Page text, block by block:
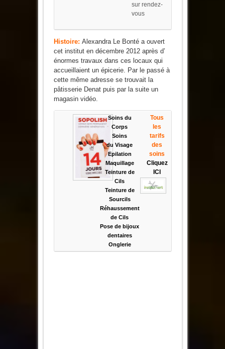
sur rendez-
vous
Histoire: Alexandra Le Bonté a ouvert
cet institut en décembre 2012 après d’
énormes travaux dans ces locaux qui
accueillaient un épicerie. Par le passé à
cette même adresse se trouvait la
pâtisserie Denat puis par la suite un
magasin vidéo.
Soins du
Corps
Soins
du Visage
Epilation
Maquillage
Teinture de
Cils
Teinture de
Sourcils
Réhaussement
de Cils
Pose de bijoux
dentaires
Onglerie
Tous
les
tarifs
des
soins
Cliquez
ICI